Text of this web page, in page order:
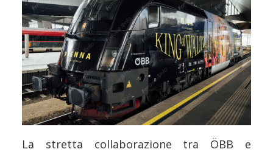
La stretta collaborazione tra ÖBB e